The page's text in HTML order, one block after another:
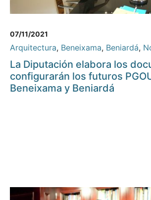
07/11/2021
Arquitectura, Beneixama, Beniardá,
La Diputación elabora los
configurarán los futuros
Beneixama y Beniardá